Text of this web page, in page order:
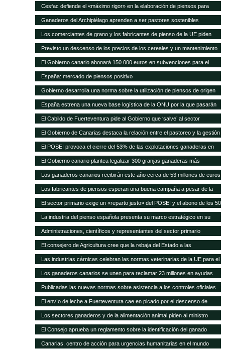
Cesfac defiende el «máximo rigor» en la elaboración de piensos para
animales
Ganaderos del Archipiélago aprenden a ser pastores sostenibles
Los comerciantes de grano y los fabricantes de pienso de la UE piden
celeridad en la aprobación de 8 cultivos MG
Previsto un descenso de los precios de los cereales y un mantenimiento
de los precios de la carne en los próximos 10 años según FAO/OCDE
El Gobierno canario abonará 150.000 euros en subvenciones para el
fomento de razas autóctonas
España: mercado de piensos positivo
Gobierno desarrolla una norma sobre la utilización de piensos de origen
animal
España estrena una nueva base logística de la ONU por la que pasarán
75.000 toneladas de ayuda para África al año
El Cabildo de Fuerteventura pide al Gobierno que ‘salve’ al sector
ganadero del hundimiento
El Gobierno de Canarias destaca la relación entre el pastoreo y la gestión
medioambiental
El POSEI provoca el cierre del 53% de las explotaciones ganaderas en
cuatro años
El Gobierno canario plantea legalizar 300 granjas ganaderas más
Los ganaderos canarios recibirán este año cerca de 53 millones de euros
en ayudas POSEI
Los fabricantes de piensos esperan una buena campaña a pesar de la
sequía en España
El sector primario exige un «reparto justo» del POSEI y el abono de los 50
millones adeudados
La industria del pienso española presenta su marco estratégico en su
asamblea general
Administraciones, científicos y representantes del sector primario
trabajan en el Plan Forrajero de Canarias
El consejero de Agricultura cree que la rebaja del Estado a las
subvenciones al transporte aleja a los agricultores canarios de España y
de Europa
Las industrias cárnicas celebran las normas veterinarias de la UE para el
porcino
Los ganaderos canarios se unen para reclamar 23 millones en ayudas
atrasadas
Publicadas las nuevas normas sobre asistencia a los controles oficiales
en mataderos de aves y conejos
El envío de leche a Fuerteventura cae en picado por el descenso de
cabras
Los sectores ganaderos y de la alimentación animal piden al ministro
Montoro que el IVA reducido no suba del 10 al 21%
El Consejo aprueba un reglamento sobre la identificación del ganado
vacuno
Canarias, centro de acción para urgencias humanitarias en el mundo